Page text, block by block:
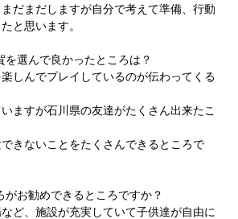
だまだしますが自分で考えて準備、行動
と思います。
選んで良かったところは？
しんでプレイしているのが伝わってくる
ますが石川県の友達がたくさん出来たこ
きないことをたくさんできるところで
お勧めできるところですか？
ど、施設が充実していて子供達が自由に